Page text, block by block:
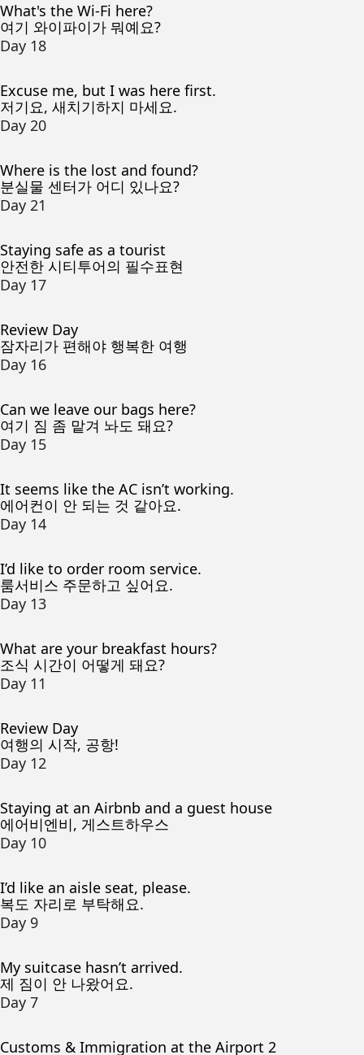
What's the Wi-Fi here?
여기 와이파이가 뭐예요?
Day 18
Excuse me, but I was here first.
저기요, 새치기하지 마세요.
Day 20
Where is the lost and found?
분실물 센터가 어디 있나요?
Day 21
Staying safe as a tourist
안전한 시티투어의 필수표현
Day 17
Review Day
잠자리가 편해야 행복한 여행
Day 16
Can we leave our bags here?
여기 짐 좀 맡겨 놔도 돼요?
Day 15
It seems like the AC isn’t working.
에어컨이 안 되는 것 같아요.
Day 14
I’d like to order room service.
룸서비스 주문하고 싶어요.
Day 13
What are your breakfast hours?
조식 시간이 어떻게 돼요?
Day 11
Review Day
여행의 시작, 공항!
Day 12
Staying at an Airbnb and a guest house
에어비엔비, 게스트하우스
Day 10
I’d like an aisle seat, please.
복도 자리로 부탁해요.
Day 9
My suitcase hasn’t arrived.
제 짐이 안 나왔어요.
Day 7
Customs & Immigration at the Airport 2